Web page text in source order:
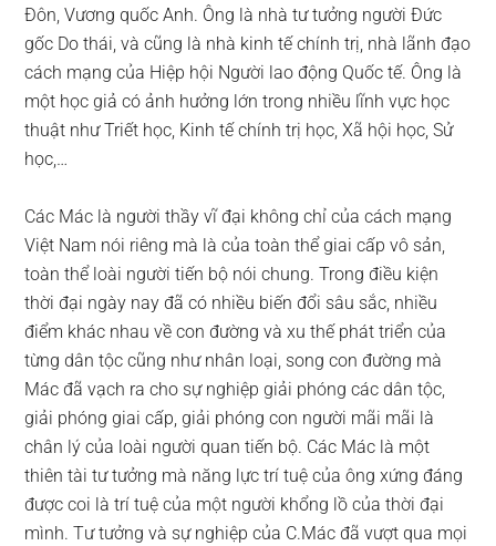
Đôn, Vương quốc Anh. Ông là nhà tư tưởng người Đức
gốc Do thái, và cũng là nhà kinh tế chính trị, nhà lãnh đạo
cách mạng của Hiệp hội Người lao động Quốc tế. Ông là
một học giả có ảnh hưởng lớn trong nhiều lĩnh vực học
thuật như Triết học, Kinh tế chính trị học, Xã hội học, Sử
học,…
Các Mác là người thầy vĩ đại không chỉ của cách mạng
Việt Nam nói riêng mà là của toàn thể giai cấp vô sản,
toàn thể loài người tiến bộ nói chung. Trong điều kiện
thời đại ngày nay đã có nhiều biến đổi sâu sắc, nhiều
điểm khác nhau về con đường và xu thế phát triển của
từng dân tộc cũng như nhân loại, song con đường mà
Mác đã vạch ra cho sự nghiệp giải phóng các dân tộc,
giải phóng giai cấp, giải phóng con người mãi mãi là
chân lý của loài người quan tiến bộ. Các Mác là một
thiên tài tư tưởng mà năng lực trí tuệ của ông xứng đáng
được coi là trí tuệ của một người khổng lồ của thời đại
mình. Tư tưởng và sự nghiệp của C.Mác đã vượt qua mọi